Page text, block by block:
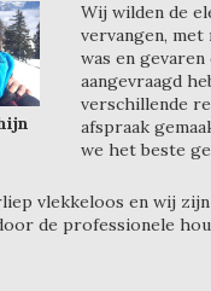
Wij wilden de
vervangen,
was en
aangevraagd
verschillende
afspraak
we het beste
vlekkeloos en wij
de professionele